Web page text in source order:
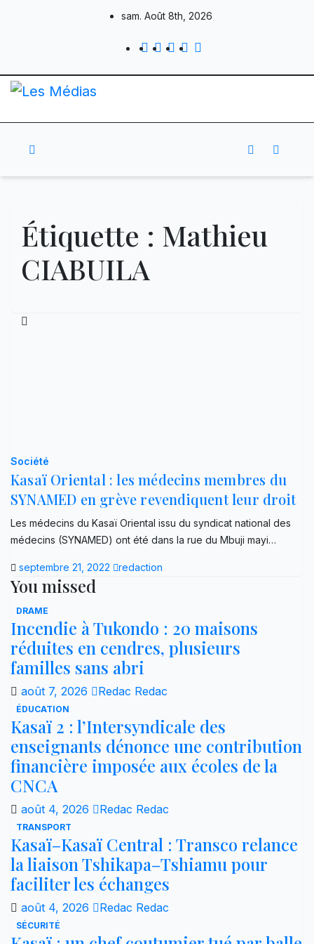
sam. Août 8th, 2026
Étiquette : Mathieu
CIABUILA
Société
Kasaï Oriental : les médecins membres du
SYNAMED en grève revendiquent leur droit
Les médecins du Kasaï Oriental issu du syndicat national des
médecins (SYNAMED) ont été dans la rue du Mbuji mayi…
septembre 21, 2022 redaction
You missed
DRAME
Incendie à Tukondo : 20 maisons
réduites en cendres, plusieurs
familles sans abri
août 7, 2026 Redac Redac
ÉDUCATION
Kasaï 2 : l’Intersyndicale des
enseignants dénonce une contribution
financière imposée aux écoles de la
CNCA
août 4, 2026 Redac Redac
TRANSPORT
Kasaï–Kasaï Central : Transco relance
la liaison Tshikapa–Tshiamu pour
faciliter les échanges
août 4, 2026 Redac Redac
SÉCURITÉ